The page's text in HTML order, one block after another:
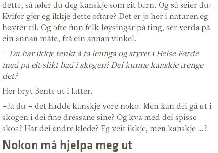
dette, så føler du deg kanskje som eit barn. Og så seier du:
Kvifor gjer eg ikkje dette oftare? Det er jo her i naturen eg
høyrer til. Og ofte finn folk løysingar på ting, ser verda på
ein annan måte, frå ein annan vinkel.
– Du har ikkje tenkt å ta leiinga og styret i Helse Førde
med på eit slikt bad i skogen? Dei kunne kanskje trenge
det?
Her bryt Bente ut i latter.
–Ja du – det hadde kanskje vore noko. Men kan dei gå ut i
skogen i dei fine dressane sine? Og kva med dei spisse
skoa? Har dei andre klede? Eg veit ikkje, men kanskje …?
Nokon må hjelpa meg ut